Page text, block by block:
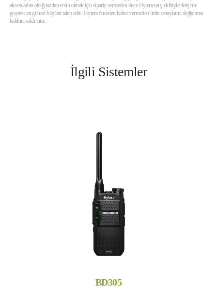
aksesuarları aldığınızdan emin olmak için sipariş vermeden önce Hytera satış ekibiyle iletişime
geçerek en güncel bilgileri talep edin. Hytera önceden haber vermeden ürün detaylarını değiştirme
hakkını saklı tutar.
İlgili Sistemler
BD305